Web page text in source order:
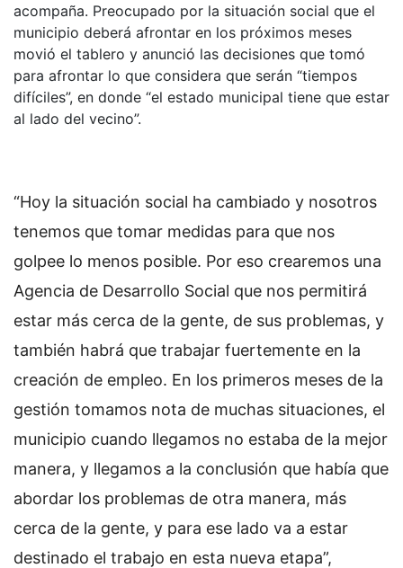
acompaña. Preocupado por la situación social que el
municipio deberá afrontar en los próximos meses
movió el tablero y anunció las decisiones que tomó
para afrontar lo que considera que serán “tiempos
difíciles”, en donde “el estado municipal tiene que estar
al lado del vecino”.
“Hoy la situación social ha cambiado y nosotros
tenemos que tomar medidas para que nos
golpee lo menos posible. Por eso crearemos una
Agencia de Desarrollo Social que nos permitirá
estar más cerca de la gente, de sus problemas, y
también habrá que trabajar fuertemente en la
creación de empleo. En los primeros meses de la
gestión tomamos nota de muchas situaciones, el
municipio cuando llegamos no estaba de la mejor
manera, y llegamos a la conclusión que había que
abordar los problemas de otra manera, más
cerca de la gente, y para ese lado va a estar
destinado el trabajo en esta nueva etapa”,